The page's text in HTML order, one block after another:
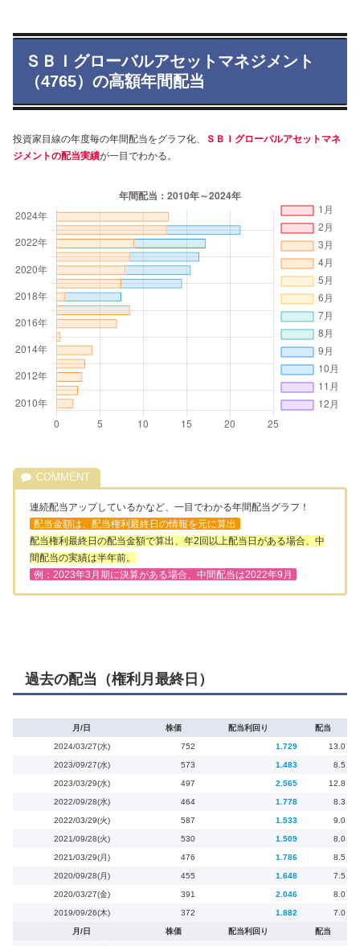
ＳＢＩグローバルアセットマネジメント
（4765）の高額年間配当
投資家目線の年度毎の年間配当をグラフ化、
ＳＢＩグローバルアセットマネ
ジメントの配当実績が一目でわかる。
連続配当アップしているかなど、一目でわかる年間配当グラフ！
配当金額は、配当権利最終日の情報を元に算出
配当権利最終日の配当金額で算出、年2回以上配当日がある場合、中
間配当の実績は半年前。
例：2023年3月期に決算がある場合、中間配当は2022年9月
過去の配当（権利月最終日）
月/日 株価 配当利回り 配当
2024/03/27(水) 752 1.729 13.0
2023/09/27(水) 573 1.483 8.5
2023/03/29(水) 497 2.565 12.8
2022/09/28(水) 464 1.778 8.3
2022/03/29(火) 587 1.533 9.0
2021/09/28(火) 530 1.509 8.0
2021/03/29(月) 476 1.786 8.5
2020/09/28(月) 455 1.648 7.5
2020/03/27(金) 391 2.046 8.0
2019/09/26(木) 372 1.882 7.0
月/日 株価 配当利回り 配当